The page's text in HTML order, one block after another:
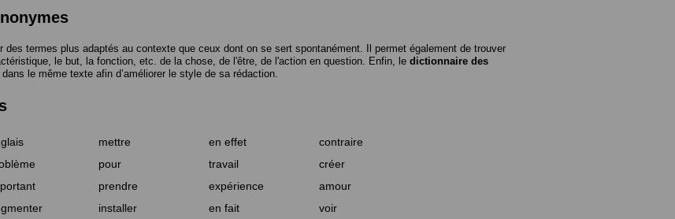
des termes plus adaptés au contexte que ceux dont on se sert spontanément. Il permet également de trouver
le but, la fonction, etc. de la chose, de l'être, de l'action en question. Enfin, le dictionnaire des
le même texte afin d’améliorer le style de sa rédaction.
mettre en effet
contraire
pour travail
créer
prendre expérience
amour
installer en fait voir